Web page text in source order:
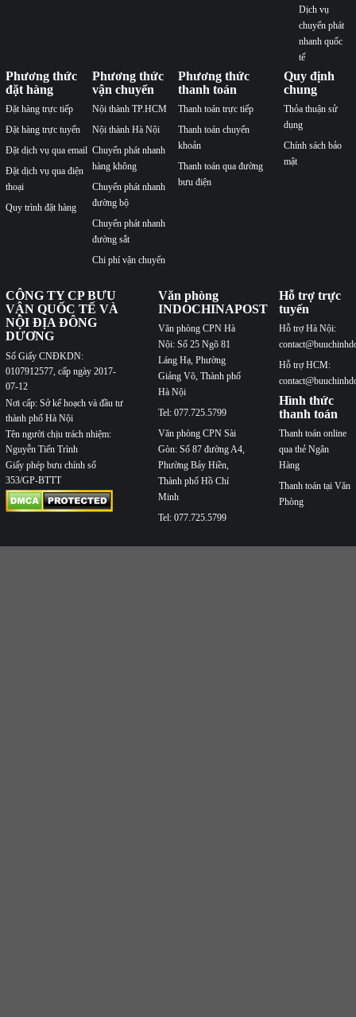
Dịch vụ
chuyển phát
nhanh quốc
tế
Phương thức
đặt hàng
Đặt hàng trực tiếp
Đặt hàng trực tuyến
Đặt dịch vụ qua email
Đặt dịch vụ qua điện
thoại
Quy trình đặt hàng
Phương thức
vận chuyển
Nội thành TP.HCM
Nội thành Hà Nội
Chuyển phát nhanh
hàng không
Chuyển phát nhanh
đường bộ
Chuyển phát nhanh
đường sắt
Chi phí vận chuyển
Phương thức
thanh toán
Thanh toán trực tiếp
Thanh toán chuyển
khoản
Thanh toán qua đường
bưu điện
Quy định
chung
Thỏa thuận sử
dụng
Chính sách bảo
mật
CÔNG TY CP BƯU
VẬN QUỐC TẾ VÀ
NỘI ĐỊA ĐÔNG
DƯƠNG
Số Giấy CNĐKDN:
0107912577, cấp ngày 2017-
07-12
Nơi cấp: Sở kế hoạch và đầu tư
thành phố Hà Nội
Tên người chịu trách nhiệm:
Nguyễn Tiến Trình
Giấy phép bưu chính số
353/GP-BTTT
Văn phòng
INDOCHINAPOST
Văn phòng CPN Hà
Nội: Số 25 Ngõ 81
Láng Hạ, Phường
Giảng Võ, Thành phố
Hà Nội
Tel: 077.725.5799
Văn phòng CPN Sài
Gòn: Số 87 đường A4,
Phường Bảy Hiền,
Thành phố Hồ Chí
Minh
Tel: 077.725.5799
Hỗ trợ trực
tuyến
Hỗ trợ Hà Nội:
Hỗ trợ HCM:
Hình thức
thanh toán
Thanh toán online
qua thẻ Ngân
Hàng
Thanh toán tại Văn
Phòng